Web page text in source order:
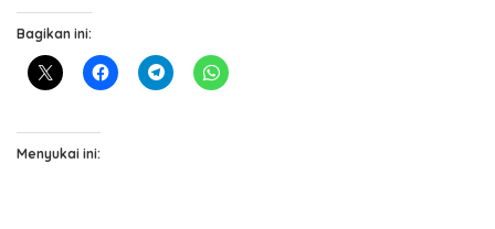
Bagikan ini:
Menyukai ini: